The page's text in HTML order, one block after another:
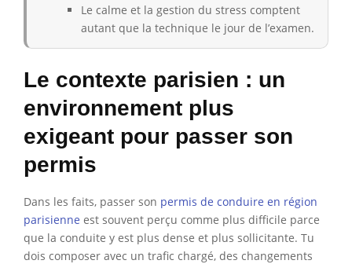
Le calme et la gestion du stress comptent
autant que la technique le jour de l’examen.
Le contexte parisien : un
environnement plus
exigeant pour passer son
permis
Dans les faits, passer son permis de conduire en région
parisienne est souvent perçu comme plus difficile parce
que la conduite y est plus dense et plus sollicitante. Tu
dois composer avec un trafic chargé, des changements